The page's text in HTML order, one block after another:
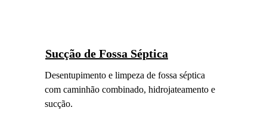
Sucção de Fossa Séptica
Desentupimento e limpeza de fossa séptica
com caminhão combinado, hidrojateamento e
sucção.